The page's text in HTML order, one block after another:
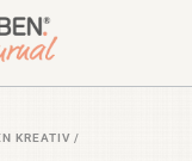
KREATIV /